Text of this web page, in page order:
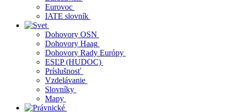
Eurovoc
IATE slovník
Dohovory OSN
Dohovory Haag
Dohovory Rady Európy
ESĽP (HUDOC)
Príslušnosť
Vzdelávanie
Slovníky
Mapy